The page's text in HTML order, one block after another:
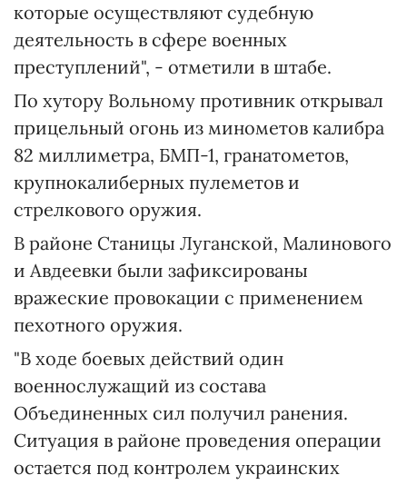
которые осуществляют судебную
деятельность в сфере военных
преступлений", - отметили в штабе.
По хутору Вольному противник открывал
прицельный огонь из минометов калибра
82 миллиметра, БМП-1, гранатометов,
крупнокалиберных пулеметов и
стрелкового оружия.
В районе Станицы Луганской, Малинового
и Авдеевки были зафиксированы
вражеские провокации с применением
пехотного оружия.
"В ходе боевых действий один
военнослужащий из состава
Объединенных сил получил ранения.
Ситуация в районе проведения операции
остается под контролем украинских